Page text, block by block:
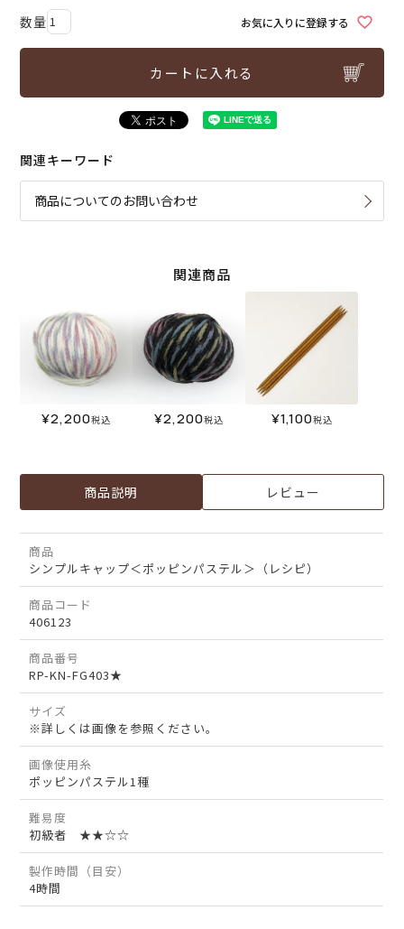
お気に入りに登録する
カートに入れる
関連キーワード
商品についてのお問い合わせ
関連商品
¥2,200税込 ¥2,200税込 ¥1,100税込
商品説明 レビュー
商品
シンプルキャップ＜ポッピンパステル＞（レシピ）
商品コード
406123
商品番号
RP-KN-FG403★
サイズ
※詳しくは画像を参照ください。
画像使用糸
ポッピンパステル1種
難易度
初級者 ★★☆☆
製作時間（目安）
4時間